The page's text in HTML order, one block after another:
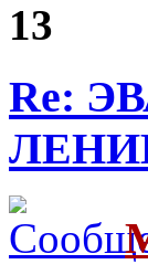
13
Re: